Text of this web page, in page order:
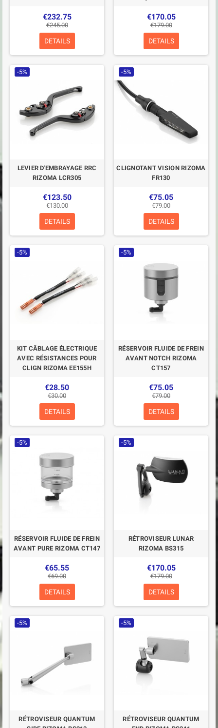
€232.75
€245.00
DETAILS
€170.05
€179.00
DETAILS
-5%
LEVIER D'EMBRAYAGE RRC
RIZOMA LCR305
€123.50
€130.00
DETAILS
-5%
CLIGNOTANT VISION RIZOMA
FR130
€75.05
€79.00
DETAILS
-5%
KIT CÂBLAGE ÉLECTRIQUE
AVEC RÉSISTANCES POUR
CLIGN RIZOMA EE155H
€28.50
€30.00
DETAILS
-5%
RÉSERVOIR FLUIDE DE FREIN
AVANT NOTCH RIZOMA
CT157
€75.05
€79.00
DETAILS
-5%
RÉSERVOIR FLUIDE DE FREIN
AVANT PURE RIZOMA CT147
€65.55
€69.00
DETAILS
-5%
RÉTROVISEUR LUNAR
RIZOMA BS315
€170.05
€179.00
DETAILS
-5%
RÉTROVISEUR QUANTUM
-5%
RÉTROVISEUR QUANTUM